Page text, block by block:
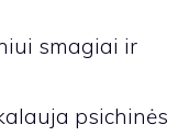
smagiai ir
psichinės